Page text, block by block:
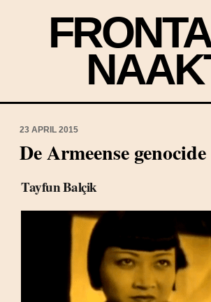
23 APRIL 2015
De Armeense
Tayfun Balçik